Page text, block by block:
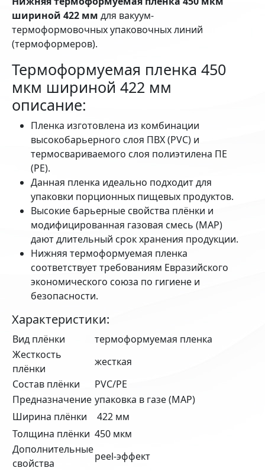
шириной 422 мм для вакуум-
термоформовочных упаковочных линий
(термоформеров).
Термоформуемая пленка 450
мкм шириной 422 мм
описание:
Пленка изготовлена из комбинации
высокобарьерного слоя ПВХ (PVC) и
термосвариваемого слоя полиэтилена ПЕ
(РЕ).
Данная пленка идеально подходит для
упаковки порционных пищевых продуктов.
Высокие барьерные свойства плёнки и
модифицированная газовая смесь (MAP)
дают длительный срок хранения продукции.
Нижняя термоформуемая пленка
соответствует требованиям Евразийского
экономического союза по гигиене и
безопасности.
Характеристики:
Вид плёнки
термоформуемая пленка
Жесткость
плёнки
жесткая
Состав плёнки
PVC/PE
Предназначение упаковка в газе (MAP)
Ширина плёнки
422 мм
Толщина плёнки 450 мкм
Дополнительные
свойства
peel-эффект